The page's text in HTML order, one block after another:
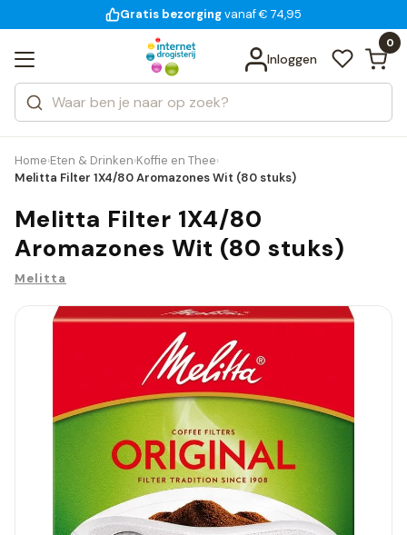
voor 18:00 uur besteld
Gratis bezorging
14 dagen bedenktijd
Inloggen
0
Zoeken
Categorieën
Merken
Bekijk alle resultaten
Home›Eten & Drinken›Koffie en Thee›
Melitta Filter 1X4/80 Aromazones Wit (80 stuks)
Melitta Filter 1X4/80
Aromazones Wit (80 stuks)
Melitta